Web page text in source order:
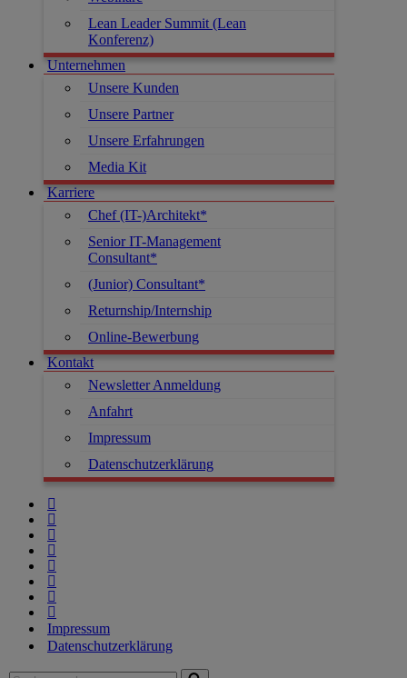
Lean Leader Summit (Lean
Konferenz)
Unternehmen
Unsere Kunden
Unsere Partner
Unsere Erfahrungen
Media Kit
Karriere
Chef (IT-)Architekt*
Senior IT-Management
Consultant*
(Junior) Consultant*
Returnship/Internship
Online-Bewerbung
Kontakt
Newsletter Anmeldung
Anfahrt
Impressum
Datenschutzerklärung
Impressum
Datenschutzerklärung